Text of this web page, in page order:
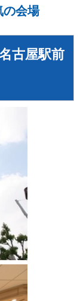
の会場
古屋駅前